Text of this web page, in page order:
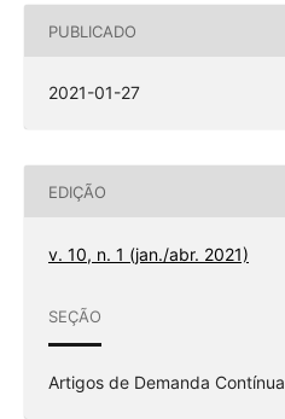
PUBLICADO
2021-01-27
EDIÇÃO
v. 10, n. 1 (jan./abr. 2021)
SEÇÃO
Artigos de Demanda Contínua